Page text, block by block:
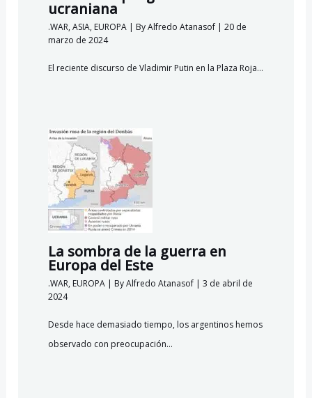
ucraniana
.WAR,ASIA, EUROPA| ByAlfredo Atanasof | 20 de
marzo de 2024
El reciente discurso de Vladimir Putin en la Plaza Roja…
La sombra de la guerra en
Europa del Este
.WAR, EUROPA| ByAlfredo Atanasof | 3 de abril de
2024
Desde hace demasiado tiempo, los argentinos hemos
observado con preocupación…